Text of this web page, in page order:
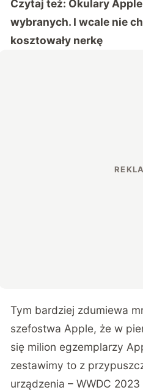
Czytaj też: Okulary
wybranych. I wcale nie
kosztowały nerkę
Tym bardziej zdumiewa
szefostwa Apple, że w
się milion egzemplarzy
zestawimy to z
urządzenia – WWDC